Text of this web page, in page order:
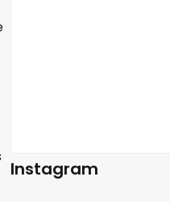
Instagram